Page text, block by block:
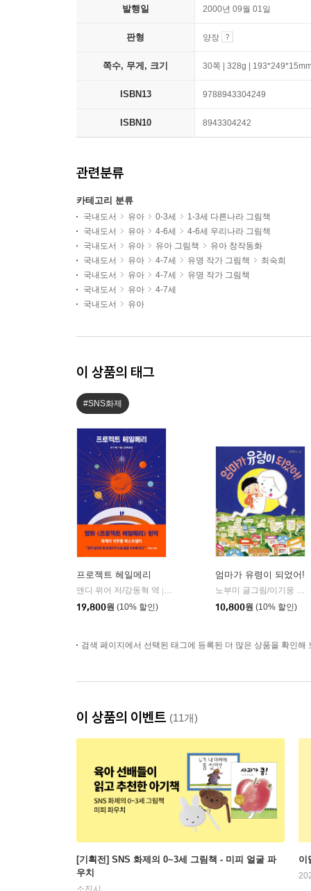
발행일 2000년 09월 01일
판형 양장
쪽수, 무게, 크기 30쪽 | 328g |
ISBN13 9788943304249
ISBN10 8943304242
관련분류
카테고리 분류
국내도서 유아 0-3세
1-3세 다른나라 그림책
국내도서
유아 4-6세
4-6세 우리나라 그림책
국내도서
유아 유아 그림책
유아 창작동화
국내도서
유아 4-7세 유명 작가 그림책
최숙희
국내도서
유아 4-7세
유명 작가 그림책
국내도서
유아
4-7세
국내도서
유아
이 상품의 태그
#SNS화제
프로젝트 헤일메리
앤디 위어 저/강동혁 역
알에이치코리아(RHK)
19,800원 (10% 할인)
엄마가 유령이 되었어!
노부미 글그림/이기웅 역
10,800원 (10% 할인)
검색 페이지에서 선택된 태그에 등록된 더 많은 상품을 확인해
이 상품의 이벤트 (11개)
[기획전] SNS 화제의 0~3세 그림책 - 미피 얼굴 파
우치
이